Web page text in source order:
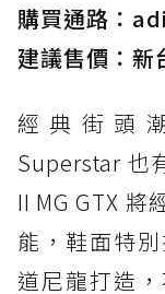
防水鞋推
經典 Dunk
打折
防水鞋推
載 GORE-
防水鞋推
人必備山系
頂
防水鞋推
購買通路：
建議售價：
經典街頭
Superstar 也
II MG GTX 將
能，鞋面特
道尼龍打造